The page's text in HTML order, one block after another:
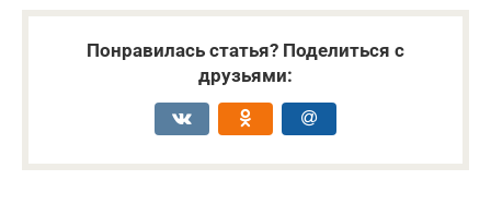
Понравилась статья? Поделиться с
друзьями: